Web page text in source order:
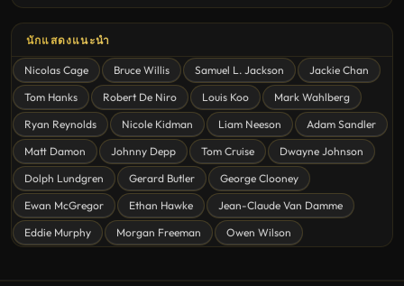
ดูหนังสยองขวัญ Horror
ดูหนังโรแมนติก Romance
หนังชีวิต
ดูหนังแฟนตาซี Fantasy
ดูหนังลึกลับ Mystery
ดูหนังอนิเมชั่น Animation
ดูหนังไซไฟ Sci-Fi
นักแสดงแนะนำ
Nicolas Cage Bruce Willis Samuel L. Jackson
Jackie Chan
Tom Hanks
Robert De Niro Louis Koo
Mark Wahlberg
Ryan Reynolds
Nicole Kidman Liam Neeson
Adam Sandler
Matt Damon
Johnny Depp Tom Cruise
Dwayne Johnson
Dolph Lundgren
Gerard Butler
George Clooney
Ewan McGregor
Ethan Hawke
Jean-Claude Van Damme
Eddie Murphy
Morgan Freeman Owen Wilson